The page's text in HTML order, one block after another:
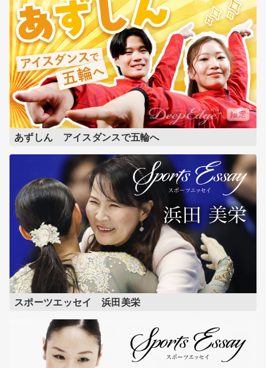
あずしん アイスダンスで五輪へ
スポーツエッセイ 浜田美栄